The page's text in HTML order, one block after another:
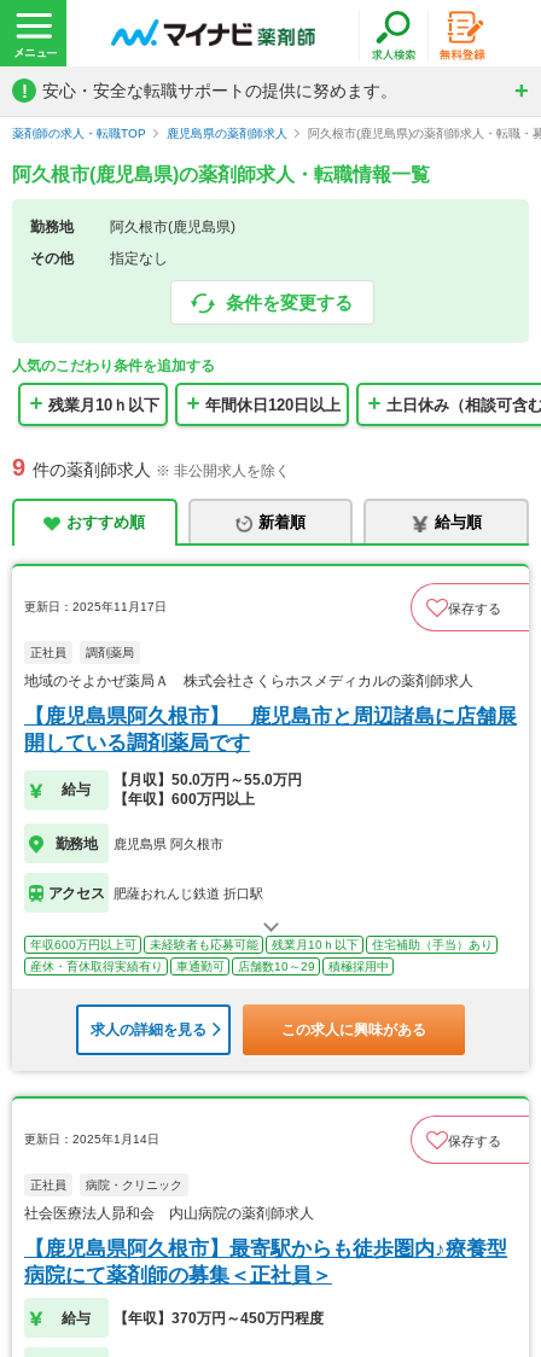
! 安心・安全な転職サポートの提供に努めます。
薬剤師の求人・転職TOP 鹿児島県の薬剤師求人 阿久根市(鹿児島県)の薬剤師求人・転職・
阿久根市(鹿児島県)の薬剤師求人・転職情報一覧
勤務地
阿久根市(鹿児島県)
その他
指定なし
条件を変更する
人気のこだわり条件を追加する
残業月10ｈ以下 年間休日120日以上 土日休み（相談可含
9 件の薬剤師求人 ※ 非公開求人を除く
おすすめ順 新着順 給与順
更新日：2025年11月17日 保存する
正社員 調剤薬局
地域のそよかぜ薬局Ａ 株式会社さくらホスメディカルの薬剤師求人
【鹿児島県阿久根市】 鹿児島市と周辺諸島に店舗展
開している調剤薬局です
給与
【月収】50.0万円～55.0万円
【年収】600万円以上
勤務地 鹿児島県 阿久根市
アクセス 肥薩おれんじ鉄道 折口駅
年収600万円以上可 未経験者も応募可能 残業月10ｈ以下
住宅補助（手当）あり
産休・育休取得実績有り
車通勤可 店舗数10～29 積極採用中
求人の詳細を見る この求人に興味がある
更新日：2025年1月14日 保存する
正社員 病院・クリニック
社会医療法人昴和会 内山病院の薬剤師求人
【鹿児島県阿久根市】最寄駅からも徒歩圏内♪療養型
病院にて薬剤師の募集＜正社員＞
給与 【年収】370万円～450万円程度